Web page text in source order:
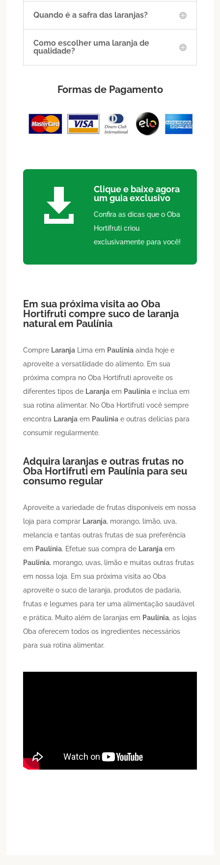
Quando é a safra das laranjas?
Como escolher uma laranja de
qualidade?
Formas de Pagamento

Clique e baixe agora
um guia exclusivo
Confira as dicas que o Oba
Hortifruti criou
exclusivamente para você!
Em sua próxima visita ao Oba
Hortifruti compre suco de laranja
natural em Paulínia
Compre Laranja Lima em Paulínia ainda hoje e
aproveite a versatilidade do alimento. Em sua
próxima compra no Oba Hortifruti aproveite os
diferentes tipos de Laranja em Paulínia e inclua em
sua rotina alimentar. No Oba Hortifruti você sempre
encontra Laranja em Paulínia e outras delícias para
consumir regularmente.
Adquira laranjas e outras frutas no
Oba Hortifruti em Paulínia para seu
consumo regular
Aproveite a variedade de frutas disponíveis em nossa
loja para comprar Laranja, morango, limão, uva,
melancia e tantas outras frutas de sua preferência
em Paulínia. Efetue sua compra de Laranja em
Paulínia, morango, uvas, limão e muitas outras frutas
em nossa loja. Em sua próxima visita ao Oba
aproveite o suco de laranja, produtos de padaria,
frutas e legumes para ter uma alimentação saudável
e prática. Muito além de laranjas em Paulínia, as lojas
Oba oferecem todos os ingredientes necessários
para sua rotina alimentar.